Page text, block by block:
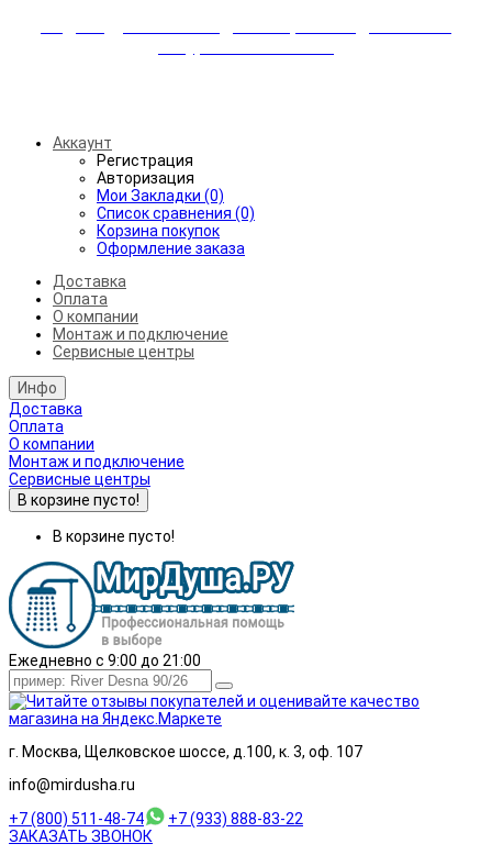
Аккаунт
Регистрация
Авторизация
Мои Закладки (0)
Список сравнения (0)
Корзина покупок
Оформление заказа
Доставка
Оплата
О компании
Монтаж и подключение
Сервисные центры
Инфо
Доставка
Оплата
О компании
Монтаж и подключение
Сервисные центры
В корзине пусто!
В корзине пусто!
Ежедневно с 9:00 до 21:00
г. Москва, Щелковское шоссе, д.100, к. 3, оф. 107
info@mirdusha.ru
+7 (800) 511-48-74
+7 (933) 888-83-22
ЗАКАЗАТЬ ЗВОНОК